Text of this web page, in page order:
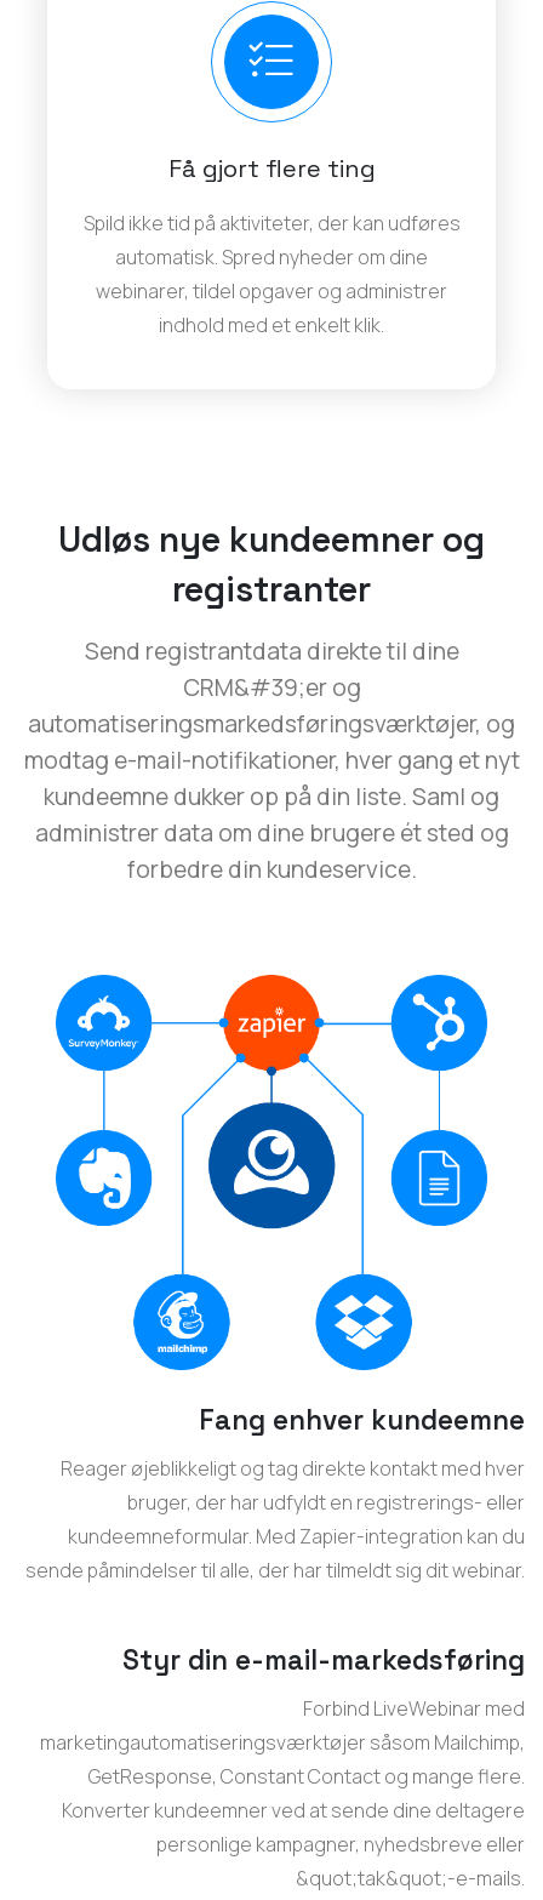
Få gjort flere ting
Spild ikke tid på aktiviteter, der kan udføres
automatisk. Spred nyheder om dine
webinarer, tildel opgaver og administrer
indhold med et enkelt klik.
Udløs nye kundeemner og
registranter
Send registrantdata direkte til dine
CRM&#39;er og
automatiseringsmarkedsføringsværktøjer, og
modtag e-mail-notifikationer, hver gang et nyt
kundeemne dukker op på din liste. Saml og
administrer data om dine brugere ét sted og
forbedre din kundeservice.
Fang enhver kundeemne
Reager øjeblikkeligt og tag direkte kontakt med hver
bruger, der har udfyldt en registrerings- eller
kundeemneformular. Med Zapier-integration kan du
sende påmindelser til alle, der har tilmeldt sig dit webinar.
Styr din e-mail-markedsføring
Forbind LiveWebinar med
marketingautomatiseringsværktøjer såsom Mailchimp,
GetResponse, Constant Contact og mange flere.
Konverter kundeemner ved at sende dine deltagere
personlige kampagner, nyhedsbreve eller
&quot;tak&quot;-e-mails.